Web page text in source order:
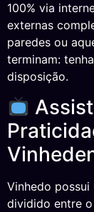
100% via
externas
paredes ou
terminam:
disposição.
Vinhedo
dividido entre